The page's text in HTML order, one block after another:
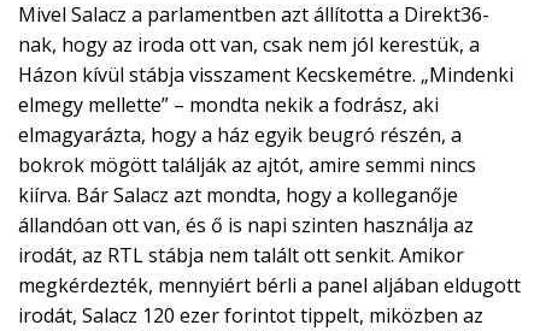
Mivel Salacz a parlamentben azt állította a Direkt36-
nak, hogy az iroda ott van, csak nem jól kerestük, a
Házon kívül stábja visszament Kecskemétre. „Mindenki
elmegy mellette” – mondta nekik a fodrász, aki
elmagyarázta, hogy a ház egyik beugró részén, a
bokrok mögött találják az ajtót, amire semmi nincs
kiírva. Bár Salacz azt mondta, hogy a kolleganője
állandóan ott van, és ő is napi szinten használja az
irodát, az RTL stábja nem talált ott senkit. Amikor
megkérdezték, mennyiért bérli a panel aljában eldugott
irodát, Salacz 120 ezer forintot tippelt, miközben az